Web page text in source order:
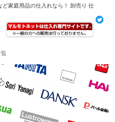
家庭用品の仕入れなら！ 卸売り 仕
覧